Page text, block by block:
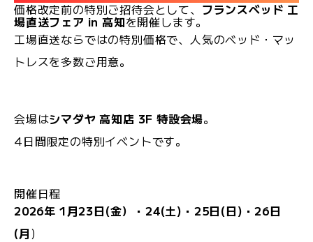
価格改定前の特別ご招待会として、 フランスベッド 工
場直送フェア in 高知を開催します。
工場直送ならではの特別価格で、人気のベッド・マッ
トレスを多数ご用意。
会場はシマダヤ 高知店 3F 特設会場。
4日間限定の特別イベントです。
開催日程
2026年 1月23日(金）・24(土)・25日(日)・26日
(月)